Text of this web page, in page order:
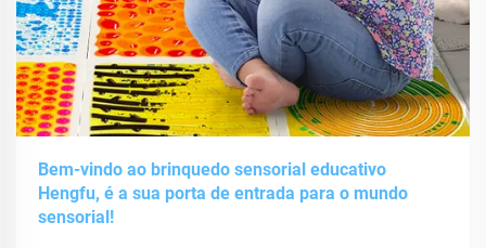
Bem-vindo ao brinquedo sensorial educativo
Hengfu, é a sua porta de entrada para o mundo
sensorial!